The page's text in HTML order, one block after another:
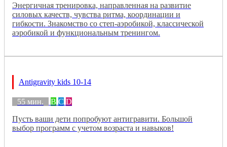
Энергичная тренировка, направленная на развитие
силовых качеств, чувства ритма, координации и
гибкости. Знакомство со степ-аэробикой, классической
аэробикой и функциональным тренингом.
Antigravity kids 10-14
55 мин. B C D
Пусть ваши дети попробуют антигравити. Большой
выбор программ с учетом возраста и навыков!